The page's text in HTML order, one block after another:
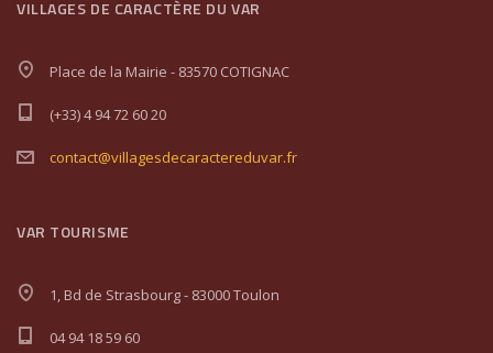
VILLAGES DE CARACTÈRE DU VAR
Place de la Mairie - 83570 COTIGNAC
(+33) 4 94 72 60 20
contact@villagesdecaractereduvar.fr
VAR TOURISME
1, Bd de Strasbourg - 83000 Toulon
04 94 18 59 60